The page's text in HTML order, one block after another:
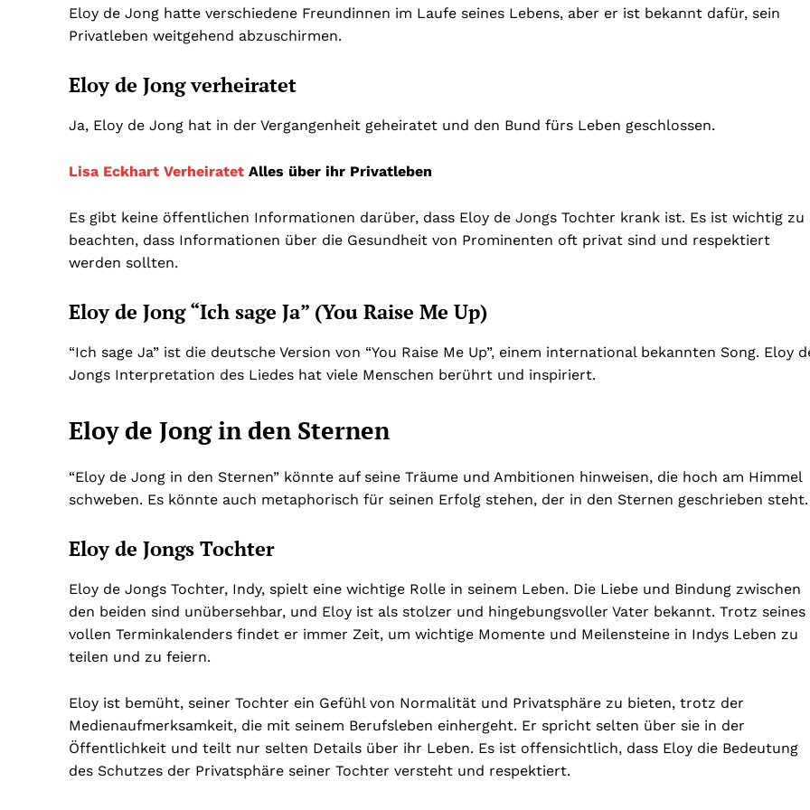
Eloy de Jong hatte verschiedene Freundinnen im Laufe seines Lebens, aber er ist bekannt dafür, sein
Privatleben weitgehend abzuschirmen.
Eloy de Jong verheiratet
Ja, Eloy de Jong hat in der Vergangenheit geheiratet und den Bund fürs Leben geschlossen.
Lisa Eckhart Verheiratet Alles über ihr Privatleben
Es gibt keine öffentlichen Informationen darüber, dass Eloy de Jongs Tochter krank ist. Es ist wichtig zu
beachten, dass Informationen über die Gesundheit von Prominenten oft privat sind und respektiert
werden sollten.
Eloy de Jong “Ich sage Ja” (You Raise Me Up)
“Ich sage Ja” ist die deutsche Version von “You Raise Me Up”, einem international bekannten Song. Eloy
Jongs Interpretation des Liedes hat viele Menschen berührt und inspiriert.
Eloy de Jong in den Sternen
“Eloy de Jong in den Sternen” könnte auf seine Träume und Ambitionen hinweisen, die hoch am Himmel
schweben. Es könnte auch metaphorisch für seinen Erfolg stehen, der in den Sternen geschrieben steht.
Eloy de Jongs Tochter
Eloy de Jongs Tochter, Indy, spielt eine wichtige Rolle in seinem Leben. Die Liebe und Bindung zwischen
den beiden sind unübersehbar, und Eloy ist als stolzer und hingebungsvoller Vater bekannt. Trotz seines
vollen Terminkalenders findet er immer Zeit, um wichtige Momente und Meilensteine in Indys Leben zu
teilen und zu feiern.
Eloy ist bemüht, seiner Tochter ein Gefühl von Normalität und Privatsphäre zu bieten, trotz der
Medienaufmerksamkeit, die mit seinem Berufsleben einhergeht. Er spricht selten über sie in der
Öffentlichkeit und teilt nur selten Details über ihr Leben. Es ist offensichtlich, dass Eloy die Bedeutung
des Schutzes der Privatsphäre seiner Tochter versteht und respektiert.